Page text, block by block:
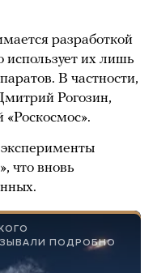
разработкой
использует их лишь
В частности,
Рогозин,
эксперименты
что вновь
ПОДРОБНО